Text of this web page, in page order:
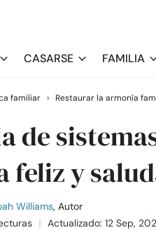
CASARSE FAMILIA
familiar › Restaurar la armonía
de
feliz y
Williams, Autor
Actualizado: 12 Sep,